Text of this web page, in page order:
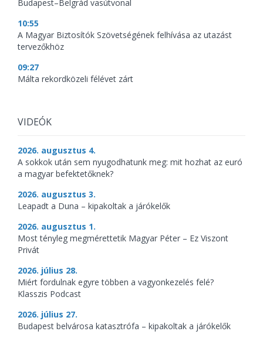
Budapest–Belgrád vasútvonal
10:55
A Magyar Biztosítók Szövetségének felhívása az utazást
tervezőkhöz
09:27
Málta rekordközeli félévet zárt
VIDEÓK
2026. augusztus 4.
A sokkok után sem nyugodhatunk meg: mit hozhat az euró
a magyar befektetőknek?
2026. augusztus 3.
Leapadt a Duna – kipakoltak a járókelők
2026. augusztus 1.
Most tényleg megmérettetik Magyar Péter – Ez Viszont
Privát
2026. július 28.
Miért fordulnak egyre többen a vagyonkezelés felé?
Klasszis Podcast
2026. július 27.
Budapest belvárosa katasztrófa – kipakoltak a járókelők